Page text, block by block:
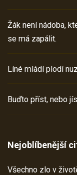
Žák není nádoba,
se má zapálit.
Líné mládí plodí
Buďto příst, nebo
Nejoblíbenější
Všechno zlo v